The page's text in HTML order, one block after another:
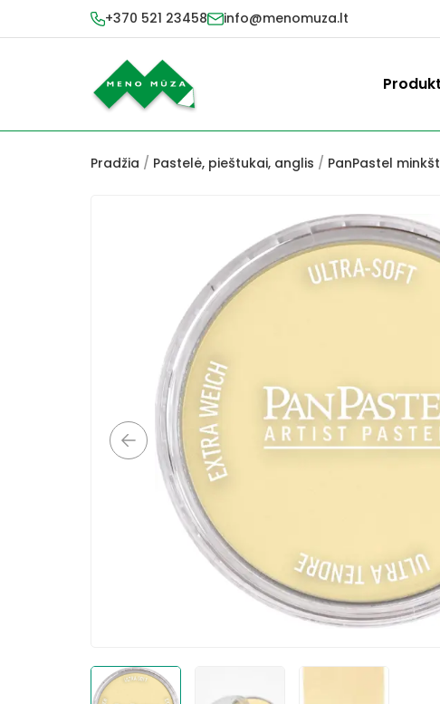
+370 521 23458 info@menomuza.lt
Pradžia / Pastelė, pieštukai, anglis / PanPastel